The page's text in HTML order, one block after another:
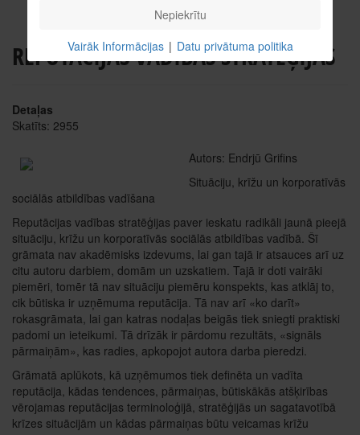
REPUTĀCIJAS VADĪBAS STRATĒĢIJAS
Detaļas
Skatīts: 2955
Autors: Endrjū Grifins
Situāciju, krīžu un korporatīvās
sociālās atbildības vadīšana
Reputācijas vadības stratēģijas paver ieskatu radikāli jaunā pieejā
situāciju, krīžu un korporatīvās sociālās atbildības vadībā. Šī
grāmata nav akadēmisks izdevums, lai gan tajā ir atsauces arī uz
citu autoru darbiem, domām un uzskatiem. Tajā ir doti vairāki
piemēri, tomēr tā nav situāciju piemēru konspekts, kas atklāj to,
cik būtiska ir uzņēmuma reputācija. Tā nav arī «ko darīt»
rokasgrāmata, lai gan katras nodaļas beigās tiek sniegti praktiski
padomi un ieteikumi. Tā drīzāk ir pārdomu rezultāts, «signāls
pārmaiņām», kas radies, apkopojot autora darba pieredzi.
Grāmatā aplūkots, kā uzņēmumos tiek definēta un vadīta
reputācija, kādas tendences, pārmaiņas, būtiskākās atšķirības
vērojamas reputācijas terminoloģijā, stratēģijās un sagatavotībā
krīzes situācijām un kādas pārmaiņas būtu veicamas krīžu
Nepiekrītu
Vairāk Informācijas | Datu privātuma politika